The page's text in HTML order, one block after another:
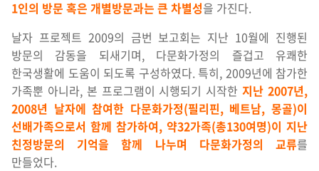
1인의 방문 혹은 개별방문과는 큰 차별성을 가진다.
날자 프로젝트 2009의 금번 보고회는 지난 10월에 진행된
방문의 감동을 되새기며, 다문화가정의 즐겁고 유쾌한
한국생활에 도움이 되도록 구성하였다. 특히, 2009년에 참가한
가족뿐 아니라, 본 프로그램이 시행되기 시작한 지난 2007년,
2008년 날자에 참여한 다문화가정(필리핀, 베트남, 몽골)이
선배가족으로서 함께 참가하여, 약32가족(총130여명)이 지난
친정방문의 기억을 함께 나누며 다문화가정의 교류를
만들었다.